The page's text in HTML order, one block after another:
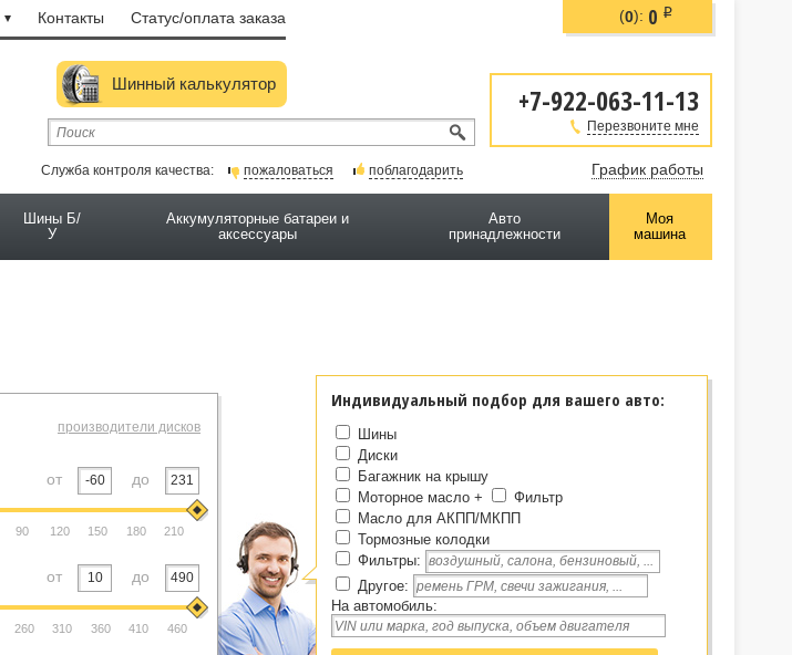
Контакты Статус/оплата заказа
+7-922-063-11-13
Перезвоните мне
Шинный калькулятор
Служба контроля качества: пожаловаться поблагодарить График работы
Шины Б/
У
Аккумуляторные батареи и
аксессуары
Авто
принадлежности
Моя
машина
производители дисков
от до
90 120 150 180 210
от до
260 310 360 410 460
Индивидуальный подбор для вашего авто:
Шины
Диски
Багажник на крышу
Моторное масло +
Фильтр
Масло для АКПП/МКПП
Тормозные колодки
Фильтры:
Другое:
На автомобиль:
(0): 0 i